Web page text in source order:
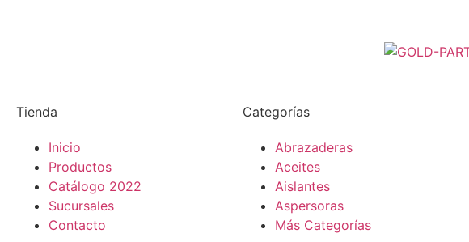
Tienda
Inicio
Productos
Catálogo 2022
Sucursales
Contacto
Categorías
Abrazaderas
Aceites
Aislantes
Aspersoras
Más Categorías